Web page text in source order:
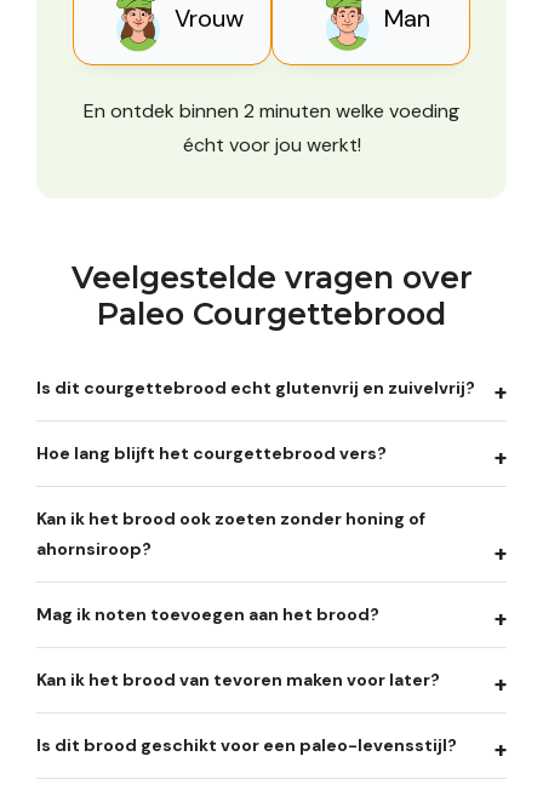
Vrouw Man
En ontdek binnen 2 minuten welke voeding
écht voor jou werkt!
Veelgestelde vragen over
Paleo Courgettebrood
Is dit courgettebrood echt glutenvrij en zuivelvrij?
Hoe lang blijft het courgettebrood vers?
Kan ik het brood ook zoeten zonder honing of
ahornsiroop?
Mag ik noten toevoegen aan het brood?
Kan ik het brood van tevoren maken voor later?
Is dit brood geschikt voor een paleo-levensstijl?